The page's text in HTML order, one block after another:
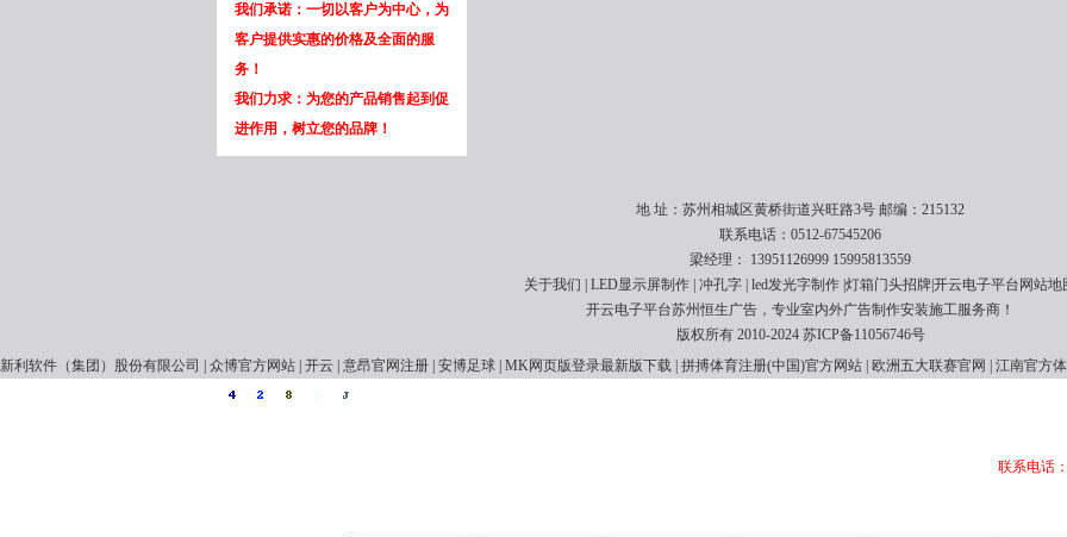
我们承诺：一切以客户为中心，为
客户提供实惠的价格及全面的服
务！
我们力求：为您的产品销售起到促
进作用，树立您的品牌！
地 址：苏州相城区黄桥街道兴旺路3号 邮编：215132
联系电话：0512-67545206
梁经理： 13951126999 15995813559
关于我们 | LED显示屏制作 | 冲孔字 | led发光字制作 |灯箱门头招牌|开云电子平台 网站地
开云电子平台苏州恒生广告，专业室内外广告制作安装施工服务商！
版权所有 2010-2024 苏ICP备11056746号
新利软件（集团）股份有限公司
众博官方网站 开云 意昂官网注册 安博足球 MK网页版登录最新版下载 拼搏体育注册(中国)官方网站 欧洲五大联赛官网 江南官方
联系电话